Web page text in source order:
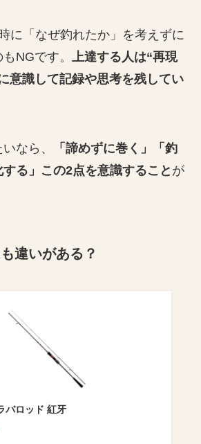
に「なぜ釣れたか」を考えずに
NGです。 上達する人は“再現
意識して記録や思考を残してい
なら、
「諦めずに巻く」「釣
る」この2点を意識すること が
違いがある？
ロッド 紅牙